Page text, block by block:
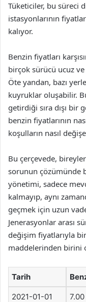
Tüketiciler, bu süreci
istasyonlarının
kalıyor.
Benzin fiyatları
birçok sürücü ucuz ve
Öte yandan, bazı
kuyruklar oluşabilir.
getirdiği sıra dışı bir
benzin fiyatlarının
koşulların nasıl
Bu çerçevede,
sorunun çözümünde
yönetimi, sadece
kalmayıp, aynı
geçmek için uzun
Jenerasyonlar arası
değişim fiyatlarıyla
maddelerinden birini
Tarih
2021-01-01 7.00